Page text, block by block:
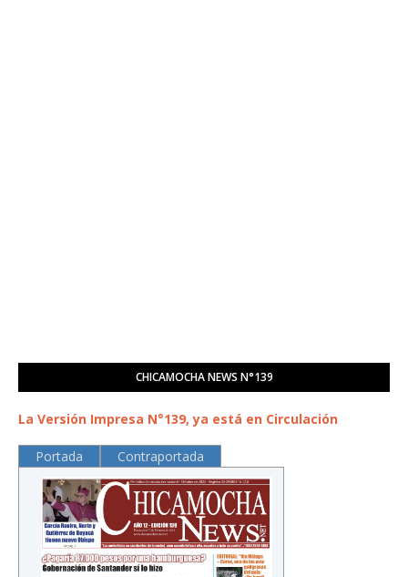
CHICAMOCHA NEWS N°139
La Versión Impresa N°139, ya está en Circulación
Portada Contraportada